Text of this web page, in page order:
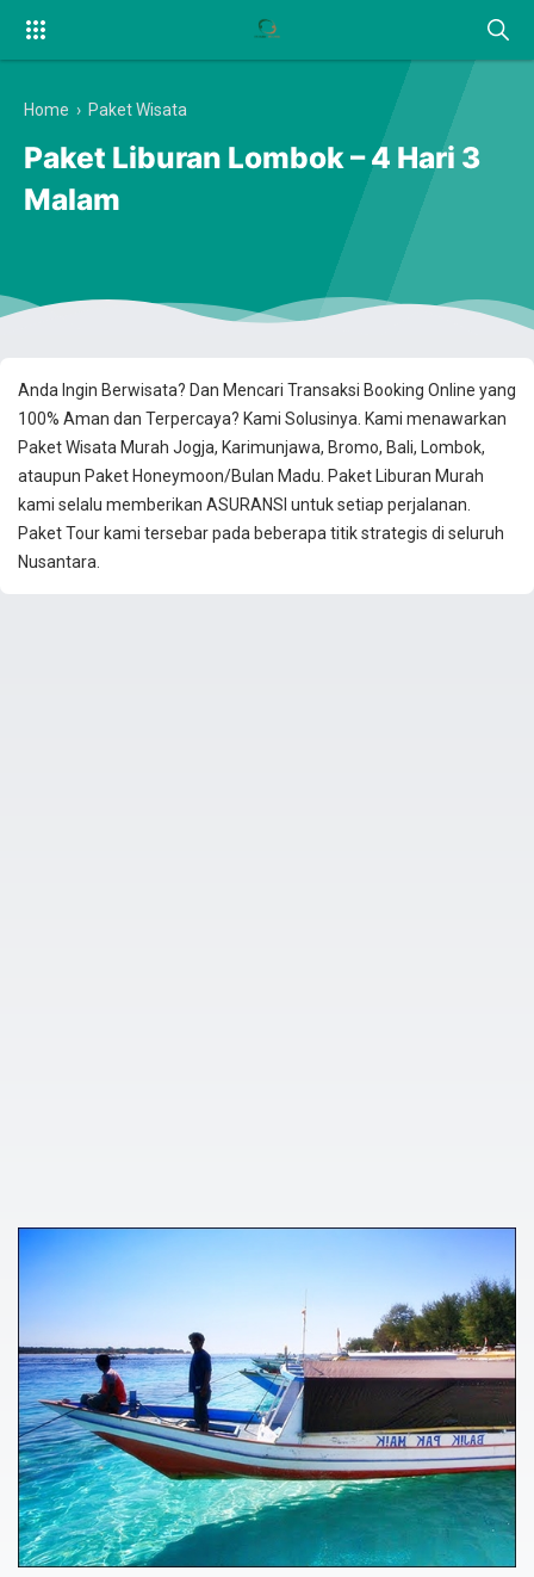
Anda Ingin Berwisata? Dan Mencari Transaksi Booking Online yang
100% Aman dan Terpercaya? Kami Solusinya. Kami menawarkan
Paket Wisata Murah Jogja, Karimunjawa, Bromo, Bali, Lombok,
ataupun Paket Honeymoon/Bulan Madu. Paket Liburan Murah
kami selalu memberikan ASURANSI untuk setiap perjalanan.
Paket Tour kami tersebar pada beberapa titik strategis di seluruh
Nusantara.
Home › Paket Wisata
Paket Liburan Lombok – 4 Hari 3
Malam